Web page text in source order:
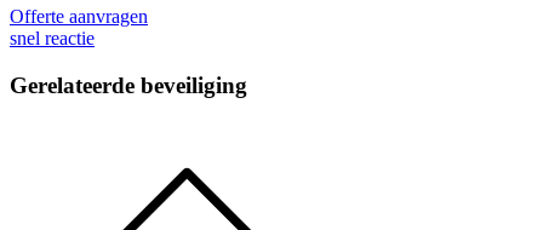
Offerte aanvragen
snel reactie
Gerelateerde beveiliging